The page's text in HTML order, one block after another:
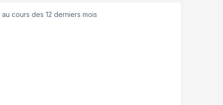
au cours des 12 derniers mois